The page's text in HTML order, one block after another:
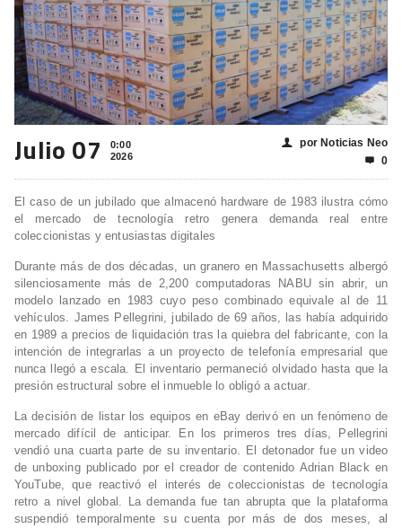
Julio 07
0:00
2026
👤 por Noticias Neo
 0
El caso de un jubilado que almacenó hardware de 1983 ilustra cómo
el mercado de tecnología retro genera demanda real entre
coleccionistas y entusiastas digitales
Durante más de dos décadas, un granero en Massachusetts albergó
silenciosamente más de 2,200 computadoras NABU sin abrir, un
modelo lanzado en 1983 cuyo peso combinado equivale al de 11
vehículos. James Pellegrini, jubilado de 69 años, las había adquirido
en 1989 a precios de liquidación tras la quiebra del fabricante, con la
intención de integrarlas a un proyecto de telefonía empresarial que
nunca llegó a escala. El inventario permaneció olvidado hasta que la
presión estructural sobre el inmueble lo obligó a actuar.
La decisión de listar los equipos en eBay derivó en un fenómeno de
mercado difícil de anticipar. En los primeros tres días, Pellegrini
vendió una cuarta parte de su inventario. El detonador fue un video
de unboxing publicado por el creador de contenido Adrian Black en
YouTube, que reactivó el interés de coleccionistas de tecnología
retro a nivel global. La demanda fue tan abrupta que la plataforma
suspendió temporalmente su cuenta por más de dos meses, al